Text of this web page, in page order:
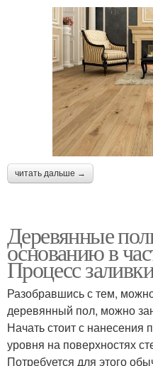
читать дальше →
Деревянные
основанию в
Процесс заливки
Разобравшись с тем,
деревянный пол, можно
Начать стоит с нанесения
уровня на поверхностях
Потребуется для этого